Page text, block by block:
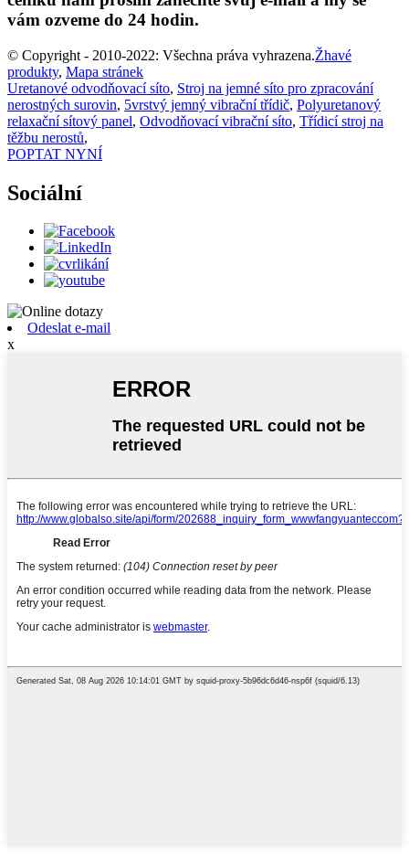
vám ozveme do 24 hodin.
© Copyright - 2010-2022: Všechna práva vyhrazena.Žhavé
produkty, Mapa stránek
Uretanové odvodňovací síto, Stroj na jemné síto pro zpracování
nerostných surovin, 5vrstvý jemný vibrační třídič, Polyuretanový
relaxační sítový panel, Odvodňovací vibrační síto, Třídicí stroj na
těžbu nerostů,
POPTAT NYNÍ
Sociální
Odeslat e-mail
x